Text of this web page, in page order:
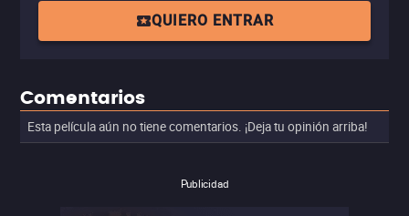
QUIERO ENTRAR
Comentarios
Esta película aún no tiene comentarios. ¡Deja tu opinión arriba!
Publicidad